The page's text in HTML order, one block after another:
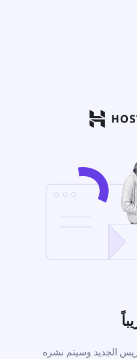
الجديد وسيتم نشره